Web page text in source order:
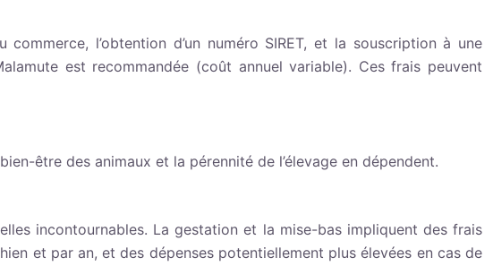
l’obtention d’un numéro SIRET, et la souscription à une
est recommandée (coût annuel variable). Ces frais peuvent
être des animaux et la pérennité de l’élevage en dépendent.
incontournables. La gestation et la mise-bas impliquent des frais
et par an, et des dépenses potentiellement plus élevées en cas de